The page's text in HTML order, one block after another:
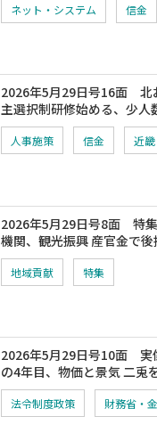
ネット・システム 信金
2026年5月29日号16面 北
主選択制研修始める、少人
人事施策 信金 近畿
2026年5月29日号8面 特
機関、観光振興 産官金で後
地域貢献 特集
2026年5月29日号10面
の4年目、物価と景気 二兎
法令制度政策 財務省・